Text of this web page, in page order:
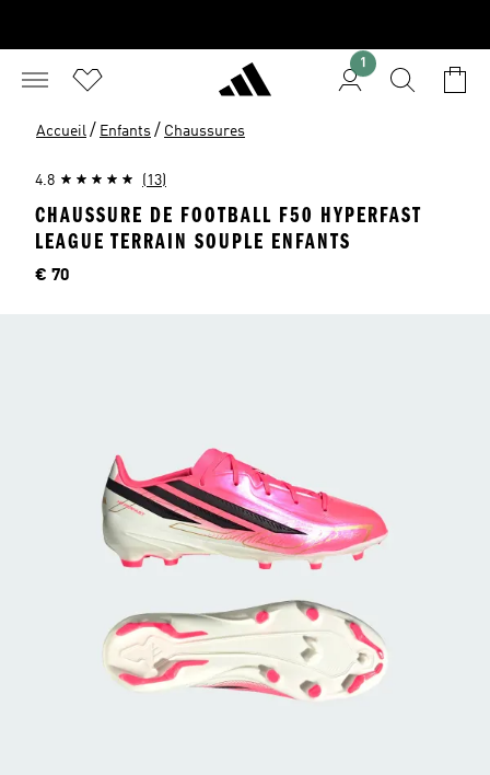
1
Accueil / Enfants / Chaussures
4.8 (13)
CHAUSSURE DE FOOTBALL F50 HYPERFAST
LEAGUE TERRAIN SOUPLE ENFANTS
Price
€ 70